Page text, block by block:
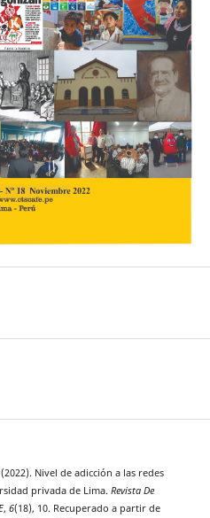
Nivel de adicción a las redes
privada de Lima. Revista De
, 6(18), 10. Recuperado a partir de